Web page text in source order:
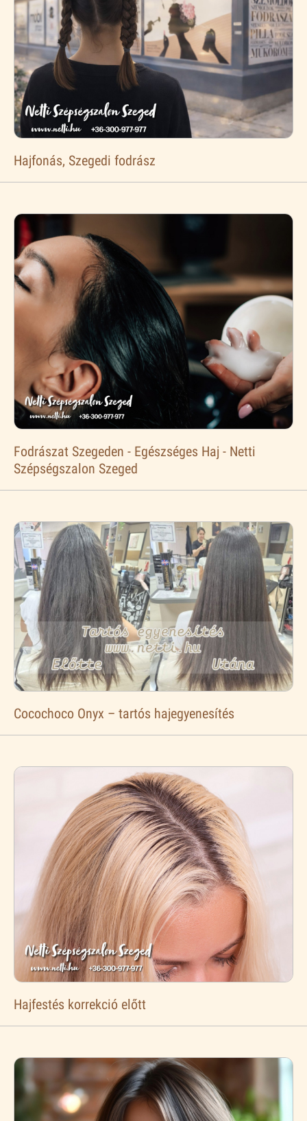
Hajfonás, Szegedi fodrász
Fodrászat Szegeden - Egészséges Haj - Netti
Szépségszalon Szeged
Cocochoco Onyx – tartós hajegyenesítés
Hajfestés korrekció előtt